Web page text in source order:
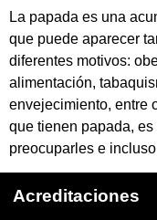
La papada es una
que puede aparecer
diferentes motivos:
alimentación,
envejecimiento, entre
que tienen papada,
preocuparles e
Acreditaciones